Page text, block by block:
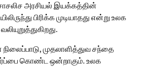
அரசியல் இயக்கத்தின்
பிரிக்க முடியாதது என்று உலக
முதலாளித்துவ சந்தை
கொண்ட ஒன்றாகும். உலக